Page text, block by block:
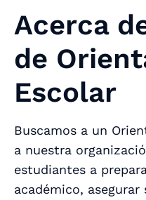
Acerca
de
Escolar
Buscamos a un
a nuestra
estudiantes a
académico, asegurar